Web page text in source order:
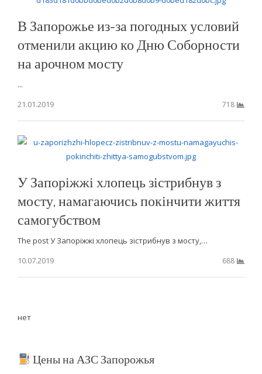
В Запорожье из-за погодных условий
отменили акцию ко Дню Соборности
на арочном мосту
...
21.01.2019
718
У Запоріжжі хлопець зістрибнув з
мосту, намагаючись покінчити життя
самогубством
The post У Запоріжжі хлопець зістрибнув з мосту,…
10.07.2019
688
нет
Цены на АЗС Запорожья